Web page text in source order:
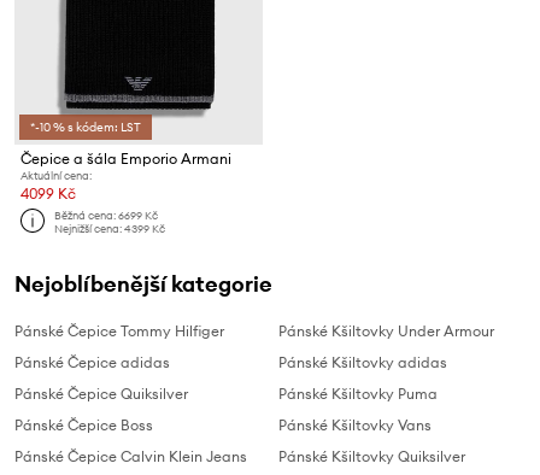
*-10 % s kódem: LST
Čepice a šála Emporio Armani
Aktuální cena:
4099 Kč
Běžná cena:6699 Kč
Nejnižší cena:4399 Kč
Nejoblíbenější kategorie
Pánské Čepice Tommy Hilfiger
Pánské Čepice adidas
Pánské Čepice Quiksilver
Pánské Čepice Boss
Pánské Čepice Calvin Klein Jeans
Pánské Kšiltovky Under Armour
Pánské Kšiltovky adidas
Pánské Kšiltovky Puma
Pánské Kšiltovky Vans
Pánské Kšiltovky Quiksilver